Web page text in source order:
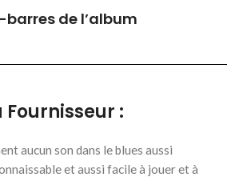
de l’album
:
aucun son dans le blues aussi
et aussi facile à jouer et à